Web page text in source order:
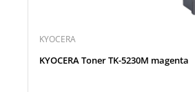
KYOCERA
KYOCERA Toner TK-5230M magenta